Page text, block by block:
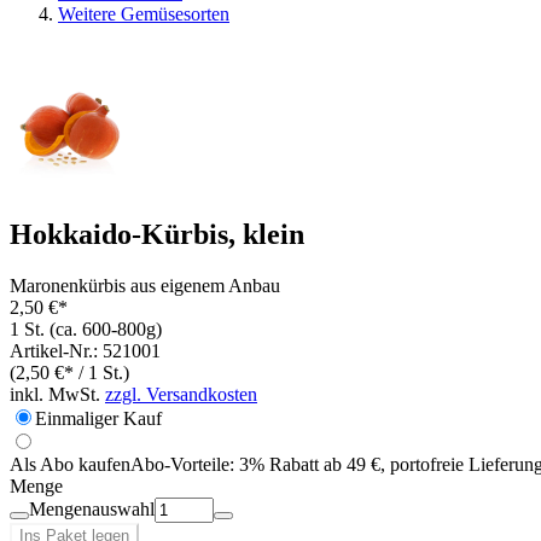
Weitere Gemüsesorten
Hokkaido-Kürbis, klein
Maronenkürbis aus eigenem Anbau
2,50 €*
1 St. (ca. 600-800g)
Artikel-Nr.: 521001
(2,50 €* / 1 St.)
inkl. MwSt. zzgl. Versandkosten
Einmaliger Kauf
Als Abo kaufenAbo-Vorteile: 3% Rabatt ab 49 €, portofreie
Menge
Mengenauswahl
Ins Paket legen